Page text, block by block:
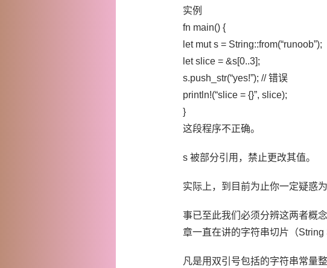
实例
fn main() {
let mut s = String::from(“runoob”);
let slice = &s[0..3];
s.push_str(“yes!”); // 错误
println!(“slice = {}”, slice);
}
这段程序不正确。
s 被部分引用，禁止更改其值。
实际上，到目前为止你一定疑惑
事已至此我们必须分辨这两者概
章一直在讲的字符串切片（String
凡是用双引号包括的字符串常量